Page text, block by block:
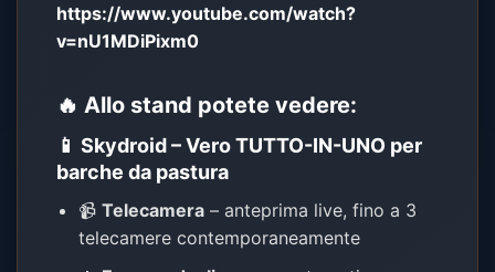
https://www.youtube.com/watch?
v=nU1MDiPixm0
🔥 Allo stand potete vedere:
📱 Skydroid – Vero TUTTO-IN-UNO per
barche da pastura
📹Telecamera – anteprima live, fino a 3
telecamere contemporaneamente